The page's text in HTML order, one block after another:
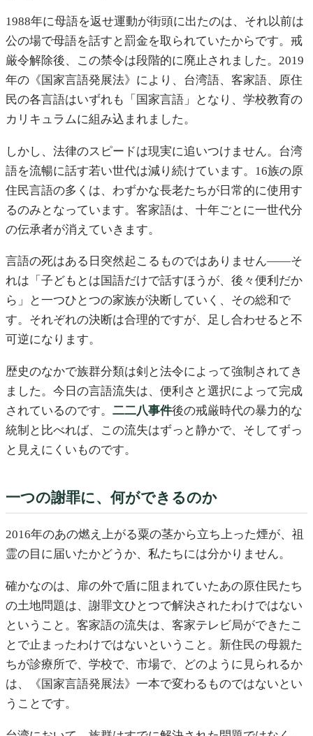
1988年に母語を返せ運動が街頭に出たのは、それ以前は
公の場で母語を話すと罰金を取られていたからです。戒
厳令解除後、この禁令は段階的に廃止されました。2019
年の《国家言語発展法》により、台湾語、客家語、原住
民の各言語はいずれも「国家言語」となり、学校教育の
カリキュラムに組み込まれました。
しかし、法律のスピードは現実に追いつけません。台湾
語を流暢に話す若い世代は減り続けています。16族の原
住民言語の多くは、わずかな長老たちが日常的に使用す
るのみとなっています。客家語は、十年ごとに一世代分
の伝承者が消えていきます。
言語の死はある日突然起こるものではありません——そ
れは「子どもとは国語だけで話すほうが、後々便利だか
ら」と一つひとつの家族が決断していく、その総和で
す。それぞれの決断は合理的ですが、足し合わせると不
可逆になります。
歴史のなかで族群分類は剣と法令によって強制されてき
ました。今日の言語流失は、便利さと選択によって完成
されているのです。 二二八事件後の戒厳時代の暴力的な
統制と比べれば、この流失はずっと静かで、そしてずっ
と見えにくいものです。
一つの謝罪に、何ができるのか
2016年のあの燃え上がる粟の茎から立ち上った煙が、祖
霊の目に届いたかどうか、私たちには分かりません。
確かなのは、扉の外で盾に阻まれていたあの原住民たち
の土地問題は、謝罪文ひとつで解決されたわけではない
ということ。客家語の流失は、客家テレビ局ができたこ
とで止まったわけではないということ。新住民の母親た
ちが診療所で、学校で、市場で、どのように見られるか
は、《国家言語発展法》一本で変わるものではないとい
うことです。